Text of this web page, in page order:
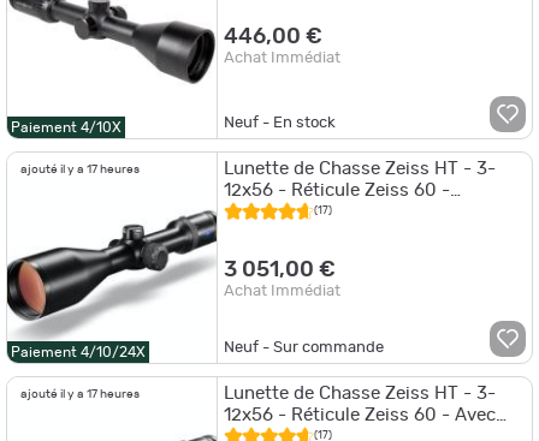
Paiement 4/10X
446,00 €
Achat Immédiat
Neuf - En stock
ajouté il y a 17 heures
Paiement 4/10/24X
Lunette de Chasse Zeiss HT - 3-
12x56 - Réticule Zeiss 60 -
Tourelles BDC
(17)
3 051,00 €
Achat Immédiat
Neuf - Sur commande
ajouté il y a 17 heures
Lunette de Chasse Zeiss HT - 3-
12x56 - Réticule Zeiss 60 - Avec
rail Zeiss
(17)